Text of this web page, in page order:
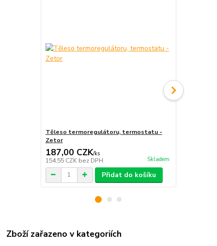
Těleso termoregulátoru, termostatu -
Zetor
187,00 CZK/ks
154,55 CZK bez DPH Skladem
Přidat do košíku
Zboží zařazeno v kategoriích